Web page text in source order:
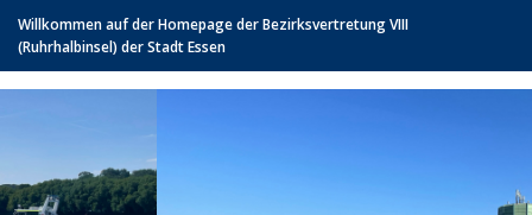
Willkommen auf der Homepage der Bezirksvertretung VIII
(Ruhrhalbinsel) der Stadt Essen